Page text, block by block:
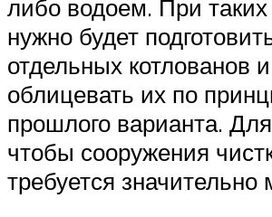
либо водоем. При
нужно будет
отдельных котлованов и
облицевать их по
прошлого варианта.
чтобы сооружения
требуется значительно